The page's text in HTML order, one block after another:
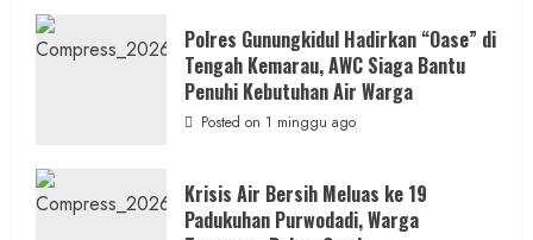
Penipuan
Masuk
RSUD
Wonosari
Seret
Polres Gunungkidul Hadirkan “Oase” di
Tengah Kemarau, AWC Siaga Bantu
Penuhi Kebutuhan Air Warga
Posted on 1 minggu ago
Krisis Air Bersih Meluas ke 19
Padukuhan Purwodadi, Warga